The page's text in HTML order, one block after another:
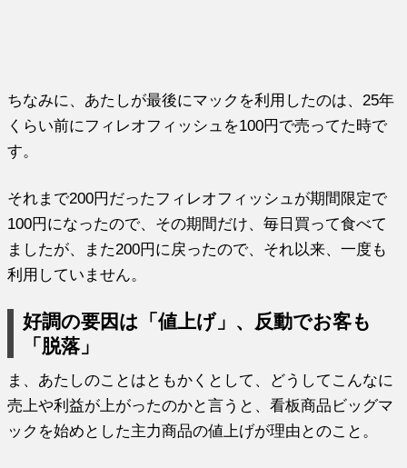
ちなみに、あたしが最後にマックを利用したのは、25年
くらい前にフィレオフィッシュを100円で売ってた時で
す。
それまで200円だったフィレオフィッシュが期間限定で
100円になったので、その期間だけ、毎日買って食べて
ましたが、また200円に戻ったので、それ以来、一度も
利用していません。
好調の要因は「値上げ」、反動でお客も
「脱落」
ま、あたしのことはともかくとして、どうしてこんなに
売上や利益が上がったのかと言うと、看板商品ビッグマ
ックを始めとした主力商品の値上げが理由とのこと。